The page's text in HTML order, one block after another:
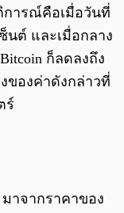
การณ์คือเมื่อวันที่
นต์ และเมื่อกลาง
ก็ลดลงถึง
ของค่าดังกล่าวที่
ร์
าจากราคาของ